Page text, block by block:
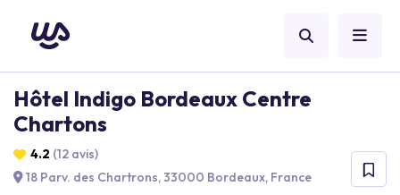
Hôtel Indigo Bordeaux Centre
Chartons
4.2 (12 avis)
18 Parv. des Chartrons, 33000 Bordeaux, France